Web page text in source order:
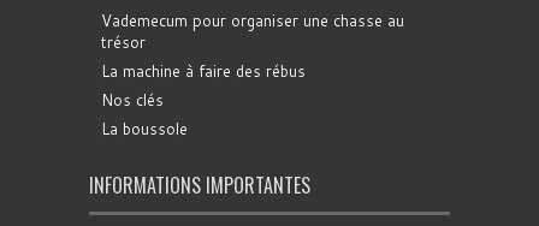
Vademecum pour organiser une chasse au
trésor
La machine à faire des rébus
Nos clés
La boussole
INFORMATIONS IMPORTANTES